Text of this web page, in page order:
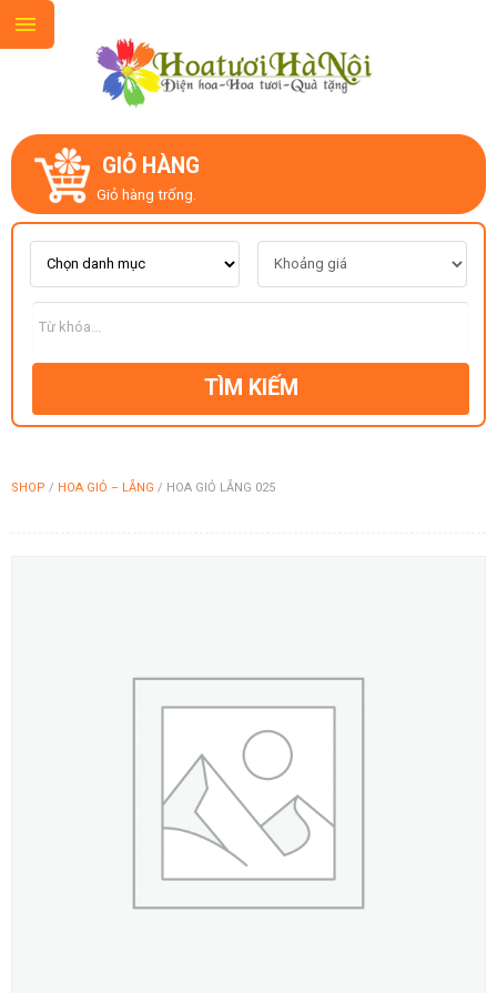
GIỎ HÀNG
Giỏ hàng trống.
TÌM KIẾM
SHOP / HOA GIỎ – LẴNG / HOA GIỎ LẴNG 025
GIỚI THIỆU
LIÊN HỆ
MẪU HOA MỚI
CHỦ ĐỀ
DỊCH VỤ GỬI ĐIỆN HOA VỀ